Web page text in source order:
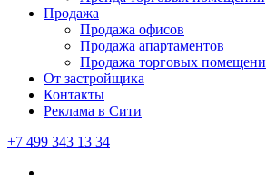
Продажа
Продажа офисов
Продажа апартаментов
Продажа торговых
От застройщика
Контакты
Реклама в Сити
+7 499 343 13 34